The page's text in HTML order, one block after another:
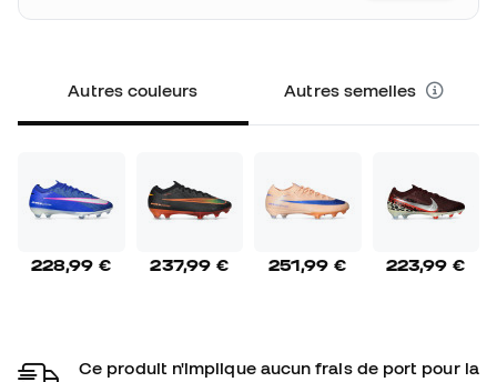
Autres couleurs Autres semelles
228,99 € 237,99 € 251,99 € 223,99 €
Ce produit n'implique aucun frais de port pour la